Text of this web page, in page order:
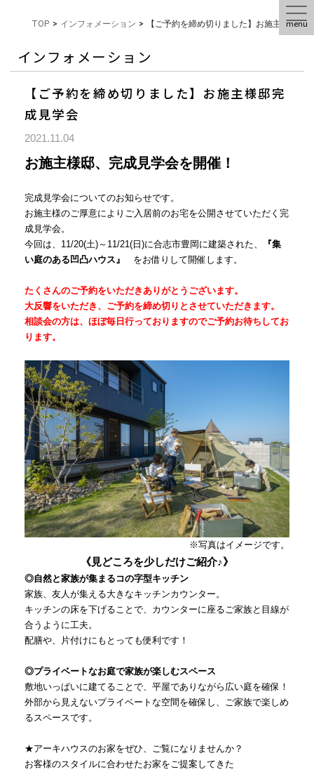
menu
TOP > インフォメーション > 【ご予約を締め切りました】お施主様邸完
インフォメーション
【ご予約を締め切りました】お施主様邸完
成見学会
2021.11.04
お施主様邸、完成見学会を開催！
完成見学会についてのお知らせです。
お施主様のご厚意によりご入居前のお宅を公開させていただく完
成見学会。
今回は、11/20(土)～11/21(日)に合志市豊岡に建築された、
『集
い庭のある凹凸ハウス』 をお借りして開催します。
たくさんのご予約をいただきありがとうございます。
大反響をいただき、ご予約を締め切りとさせていただきます。
相談会の方は、ほぼ毎日行っておりますのでご予約お待ちしてお
ります。
※写真はイメージです。
《見どころを少しだけご紹介♪》
◎自然と家族が集まるコの字型キッチン
家族、友人が集える大きなキッチンカウンター。
キッチンの床を下げることで、カウンターに座るご家族と目線が
合うように工夫。
配膳や、片付けにもとっても便利です！
◎プライベートなお庭で家族が楽しむスペース
敷地いっぱいに建てることで、平屋でありながら広い庭を確保！
外部から見えないプライベートな空間を確保し、ご家族で楽しめ
るスペースです。
★アーキハウスのお家をぜひ、ご覧になりませんか？
お客様のスタイルに合わせたお家をご提案してきた